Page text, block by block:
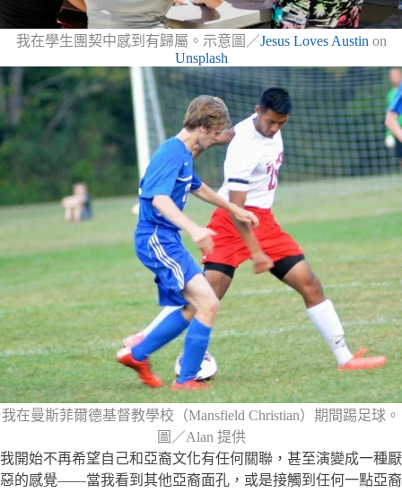
我在學生團契中感到有歸屬。示意圖／Jesus Loves Austin on
Unsplash
我在曼斯菲爾德基督教學校（Mansfield Christian）期間踢足球。
圖／Alan 提供
我開始不再希望自己和亞裔文化有任何關聯，甚至演變成一種厭
惡的感覺——當我看到其他亞裔面孔，或是接觸到任何一點亞裔